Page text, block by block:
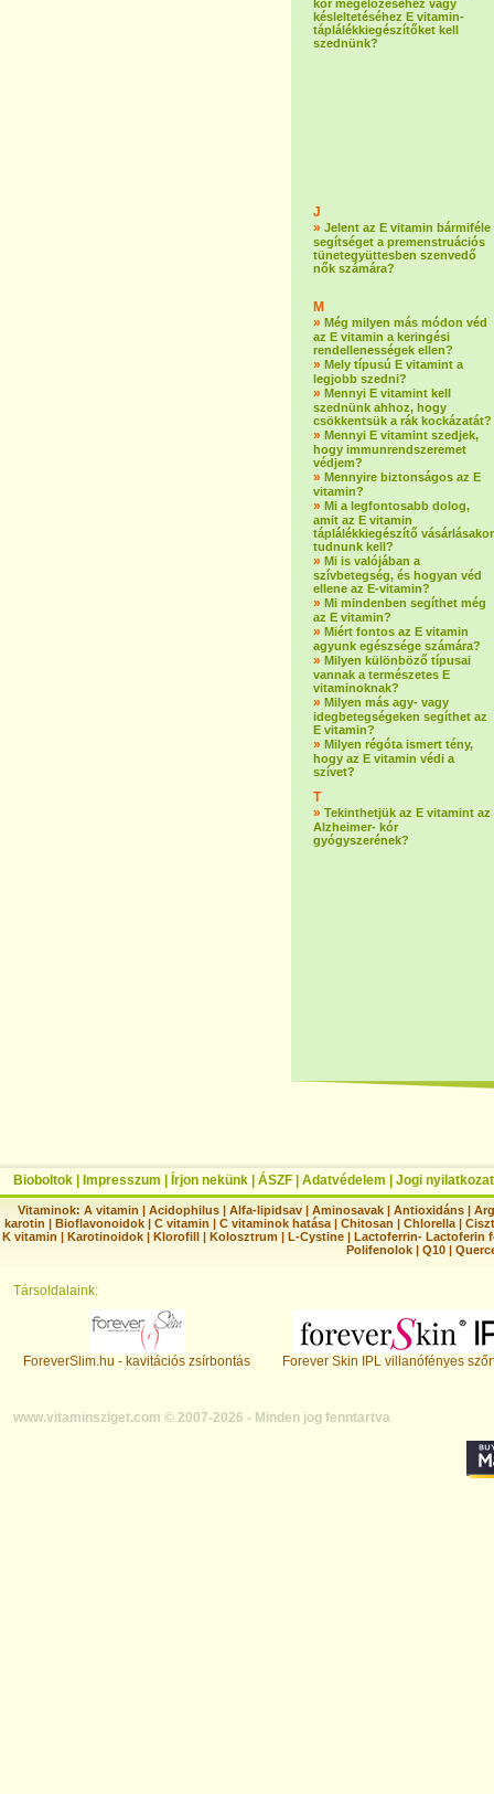
kór megelőzéséhez vagy
késleltetéséhez E vitamin-
táplálékkiegészítőket kell
szednünk?
J
» Jelent az E vitamin bármiféle
segítséget a premenstruációs
tünetegyüttesben szenvedő
nők számára?
M
» Még milyen más módon véd
az E vitamin a keringési
rendellenességek ellen?
» Mely típusú E vitamint a
legjobb szedni?
» Mennyi E vitamint kell
szednünk ahhoz, hogy
csökkentsük a rák kockázatát?
» Mennyi E vitamint szedjek,
hogy immunrendszeremet
védjem?
» Mennyire biztonságos az E
vitamin?
» Mi a legfontosabb dolog,
amit az E vitamin
táplálékkiegészítő vásárlásakor
tudnunk kell?
» Mi is valójában a
szívbetegség, és hogyan véd
ellene az E-vitamin?
» Mi mindenben segíthet még
az E vitamin?
» Miért fontos az E vitamin
agyunk egészsége számára?
» Milyen különböző típusai
vannak a természetes E
vitaminoknak?
» Milyen más agy- vagy
idegbetegségeken segíthet az
E vitamin?
» Milyen régóta ismert tény,
hogy az E vitamin védi a
szívet?
T
» Tekinthetjük az E vitamint az
Alzheimer- kór
gyógyszerének?
Bioboltok Impresszum Írjon nekünk ÁSZF Adatvédelem Jogi nyilatkozat
Vitaminok: A vitamin |Acidophilus |Alfa-lipidsav |Aminosavak |Antioxidáns |
karotin | Bioflavonoidok | C vitamin | C vitaminok hatása | Chitosan | Chlorella |
K vitamin | Karotinoidok | Klorofill | Kolosztrum | L-Cystine | Lactoferrin- Lactoferin
Polifenolok |Q10 |
Társoldalaink:
ForeverSlim.hu - kavitációs zsírbontás Forever Skin IPL villanófényes
www.vitaminsziget.com © 2007-2026 - Minden jog fenntartva